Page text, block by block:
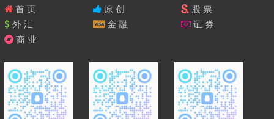
首 页 原 创
股 票
外 汇
金 融
证 券
商 业